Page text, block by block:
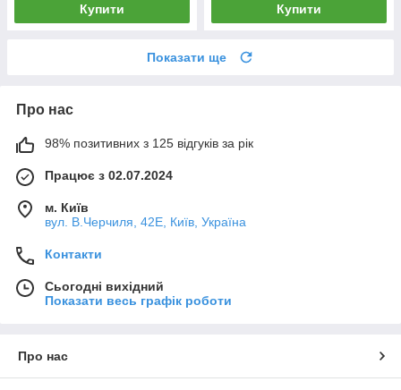
Купити Купити
Показати ще
Про нас
98% позитивних з 125 відгуків за рік
Працює з 02.07.2024
м. Київ
вул. В.Черчиля, 42Е, Київ, Україна
Контакти
Сьогодні вихідний
Показати весь графік роботи
Про нас